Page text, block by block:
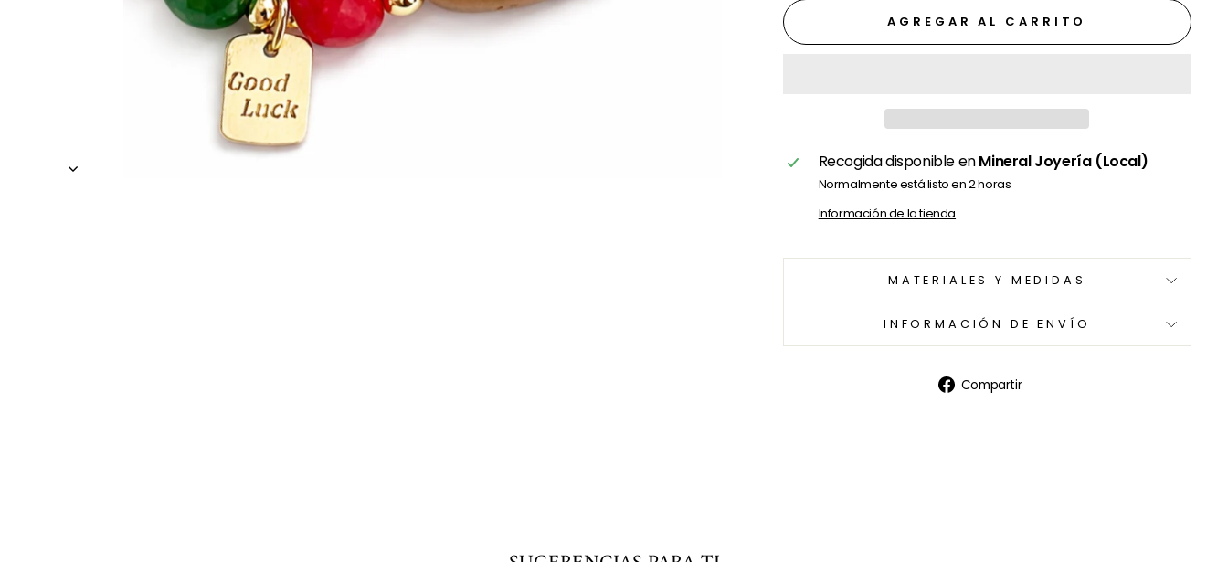
AGREGAR AL CARRITO
Recogida disponible enMineral Joyería (Local)
Normalmente está listo en 2 horas
Información de la tienda
MATERIALES Y MEDIDAS
INFORMACIÓN DE ENVÍO
Compartir